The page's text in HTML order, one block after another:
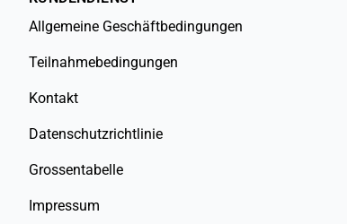
Allgemeine Geschäftbedingungen
Teilnahmebedingungen
Kontakt
Datenschutzrichtlinie
Grossentabelle
Impressum